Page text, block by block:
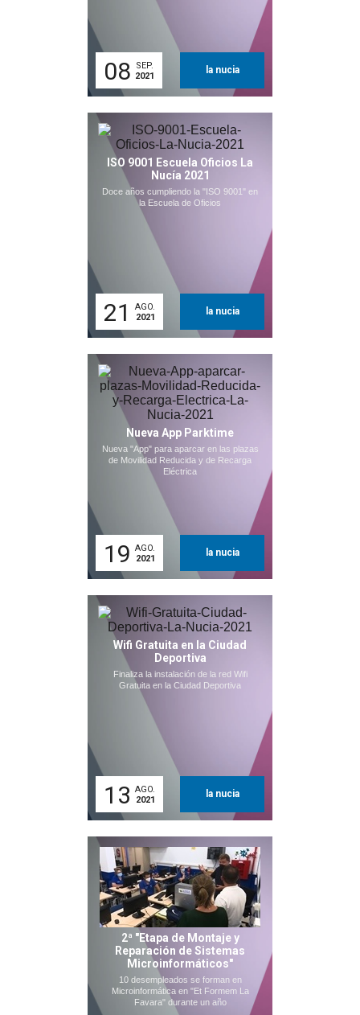
08
SEP.
2021
la nucia
ISO 9001 Escuela Oficios La
Nucía 2021
Doce años cumpliendo la "ISO 9001" en
la Escuela de Oficios
21
AGO.
2021
la nucia
Nueva App Parktime
Nueva "App" para aparcar en las plazas
de Movilidad Reducida y de Recarga
Eléctrica
19 AGO.
2021
la nucia
Wifi Gratuita en la Ciudad
Deportiva
Finaliza la instalación de la red Wifi
Gratuita en la Ciudad Deportiva
13 AGO.
2021
la nucia
2ª "Etapa de Montaje y
Reparación de Sistemas
Microinformáticos"
10 desempleados se forman en
Microinformática en "Et Formem La
Favara" durante un año